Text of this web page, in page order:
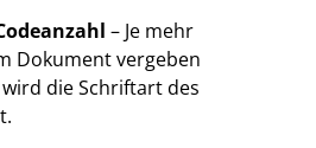
– Je mehr
Dokument vergeben
die Schriftart des